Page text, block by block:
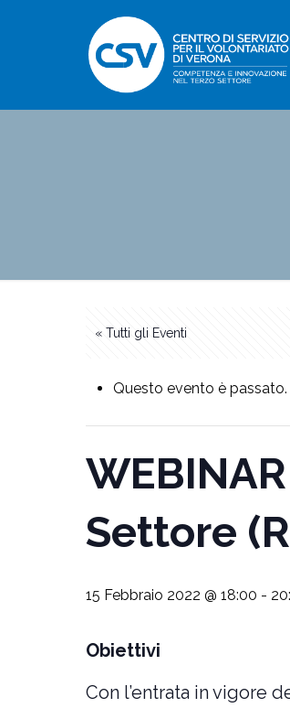
« Tutti gli Eventi
Questo evento è passato.
Settore
15 Febbraio 2022 @ 18:00 -
Obiettivi
Con l’entrata in vigore